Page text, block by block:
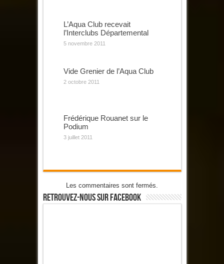
L’Aqua Club recevait
l’Interclubs Départemental
5 novembre 2011
Vide Grenier de l’Aqua Club
2 octobre 2011
Frédérique Rouanet sur le
Podium
3 juillet 2011
Les commentaires sont fermés.
Retrouvez-Nous Sur Facebook